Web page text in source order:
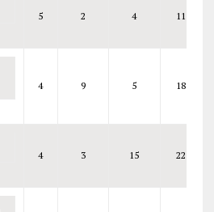
5 2 4 11
4 9 5 18
4 3 15 22